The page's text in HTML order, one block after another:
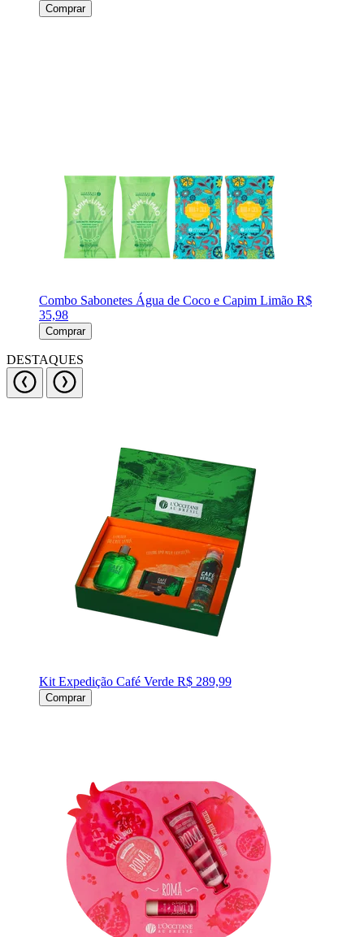
Comprar
Combo Sabonetes Água de Coco e Capim Limão R$
35,98
Comprar
DESTAQUES
Kit Expedição Café Verde R$ 289,99
Comprar